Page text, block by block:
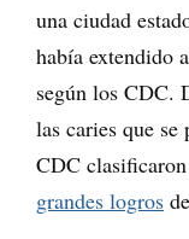
una ciudad
había extendido
según los CDC.
las caries que
CDC
grandes logros